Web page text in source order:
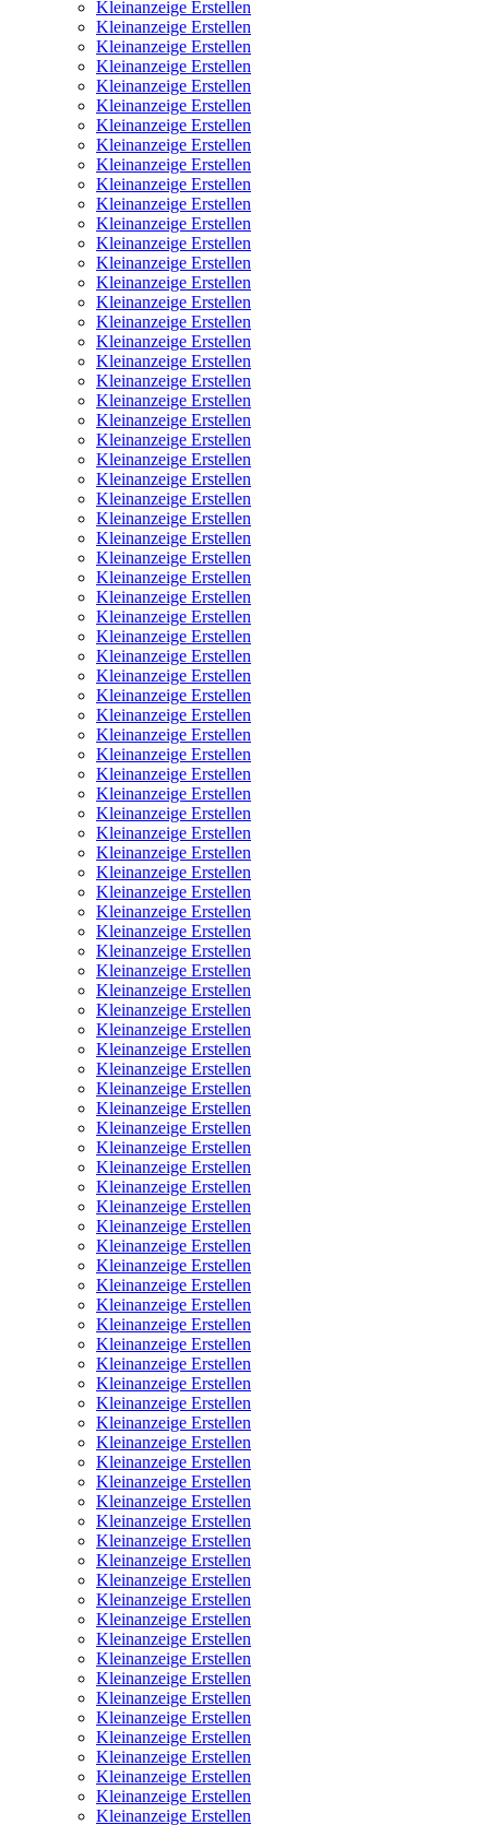
Kleinanzeige Erstellen
Kleinanzeige Erstellen
Kleinanzeige Erstellen
Kleinanzeige Erstellen
Kleinanzeige Erstellen
Kleinanzeige Erstellen
Kleinanzeige Erstellen
Kleinanzeige Erstellen
Kleinanzeige Erstellen
Kleinanzeige Erstellen
Kleinanzeige Erstellen
Kleinanzeige Erstellen
Kleinanzeige Erstellen
Kleinanzeige Erstellen
Kleinanzeige Erstellen
Kleinanzeige Erstellen
Kleinanzeige Erstellen
Kleinanzeige Erstellen
Kleinanzeige Erstellen
Kleinanzeige Erstellen
Kleinanzeige Erstellen
Kleinanzeige Erstellen
Kleinanzeige Erstellen
Kleinanzeige Erstellen
Kleinanzeige Erstellen
Kleinanzeige Erstellen
Kleinanzeige Erstellen
Kleinanzeige Erstellen
Kleinanzeige Erstellen
Kleinanzeige Erstellen
Kleinanzeige Erstellen
Kleinanzeige Erstellen
Kleinanzeige Erstellen
Kleinanzeige Erstellen
Kleinanzeige Erstellen
Kleinanzeige Erstellen
Kleinanzeige Erstellen
Kleinanzeige Erstellen
Kleinanzeige Erstellen
Kleinanzeige Erstellen
Kleinanzeige Erstellen
Kleinanzeige Erstellen
Kleinanzeige Erstellen
Kleinanzeige Erstellen
Kleinanzeige Erstellen
Kleinanzeige Erstellen
Kleinanzeige Erstellen
Kleinanzeige Erstellen
Kleinanzeige Erstellen
Kleinanzeige Erstellen
Kleinanzeige Erstellen
Kleinanzeige Erstellen
Kleinanzeige Erstellen
Kleinanzeige Erstellen
Kleinanzeige Erstellen
Kleinanzeige Erstellen
Kleinanzeige Erstellen
Kleinanzeige Erstellen
Kleinanzeige Erstellen
Kleinanzeige Erstellen
Kleinanzeige Erstellen
Kleinanzeige Erstellen
Kleinanzeige Erstellen
Kleinanzeige Erstellen
Kleinanzeige Erstellen
Kleinanzeige Erstellen
Kleinanzeige Erstellen
Kleinanzeige Erstellen
Kleinanzeige Erstellen
Kleinanzeige Erstellen
Kleinanzeige Erstellen
Kleinanzeige Erstellen
Kleinanzeige Erstellen
Kleinanzeige Erstellen
Kleinanzeige Erstellen
Kleinanzeige Erstellen
Kleinanzeige Erstellen
Kleinanzeige Erstellen
Kleinanzeige Erstellen
Kleinanzeige Erstellen
Kleinanzeige Erstellen
Kleinanzeige Erstellen
Kleinanzeige Erstellen
Kleinanzeige Erstellen
Kleinanzeige Erstellen
Kleinanzeige Erstellen
Kleinanzeige Erstellen
Kleinanzeige Erstellen
Kleinanzeige Erstellen
Kleinanzeige Erstellen
Kleinanzeige Erstellen
Kleinanzeige Erstellen
Kleinanzeige Erstellen